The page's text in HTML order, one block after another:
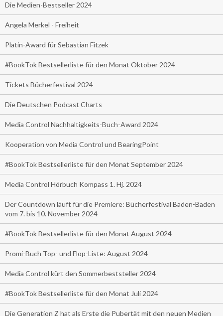
Die Medien-Bestseller 2024
Angela Merkel - Freiheit
Platin-Award für Sebastian Fitzek
#BookTok Bestsellerliste für den Monat Oktober 2024
Tickets Bücherfestival 2024
Die Deutschen Podcast Charts
Media Control Nachhaltigkeits-Buch-Award 2024
Kooperation von Media Control und BearingPoint
#BookTok Bestsellerliste für den Monat September 2024
Media Control Hörbuch Kompass 1. Hj. 2024
Der Countdown läuft für die Premiere: Bücherfestival Baden-Baden
vom 7. bis 10. November 2024
#BookTok Bestsellerliste für den Monat August 2024
Promi-Buch Top- und Flop-Liste: August 2024
Media Control kürt den Sommerbeststeller 2024
#BookTok Bestsellerliste für den Monat Juli 2024
Die Generation Z hat als Erste die Pubertät mit den neuen Medien